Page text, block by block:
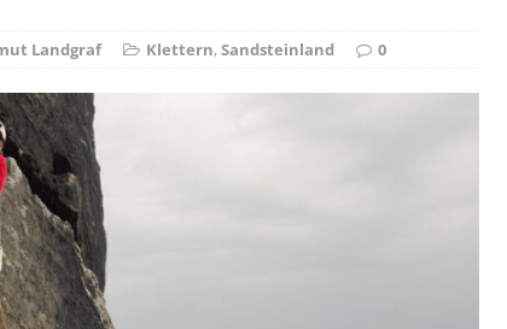
Die Elfenkönigin
Landgraf Klettern,Sandsteinland 0